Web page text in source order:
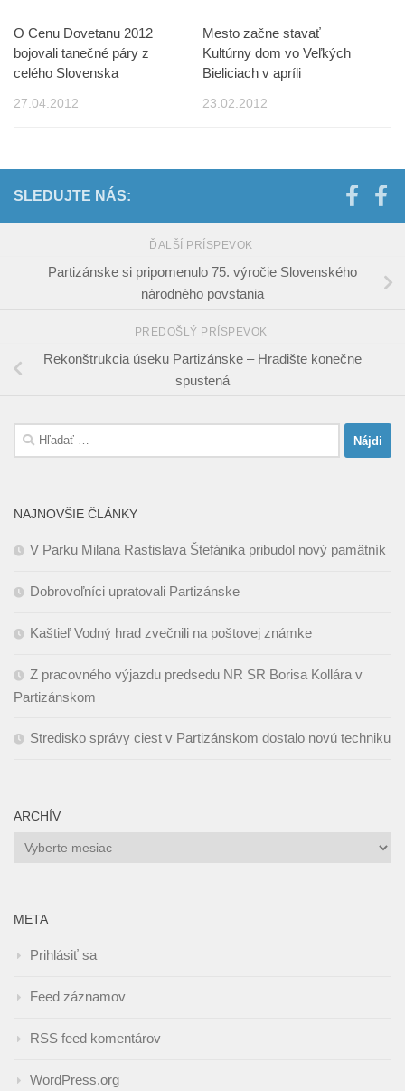
O Cenu Dovetanu 2012
bojovali tanečné páry z
celého Slovenska
27.04.2012
Mesto začne stavať
Kultúrny dom vo Veľkých
Bieliciach v apríli
23.02.2012
SLEDUJTE NÁS:
ĎALŠÍ PRÍSPEVOK
Partizánske si pripomenulo 75. výročie Slovenského
národného povstania
PREDOŠLÝ PRÍSPEVOK
Rekonštrukcia úseku Partizánske – Hradište konečne
spustená
Hľadať:
NAJNOVŠIE ČLÁNKY
V Parku Milana Rastislava Štefánika pribudol nový pamätník
Dobrovoľníci upratovali Partizánske
Kaštieľ Vodný hrad zvečnili na poštovej známke
Z pracovného výjazdu predsedu NR SR Borisa Kollára v
Partizánskom
Stredisko správy ciest v Partizánskom dostalo novú techniku
ARCHÍV
Archív
META
Prihlásiť sa
Feed záznamov
RSS feed komentárov
WordPress.org